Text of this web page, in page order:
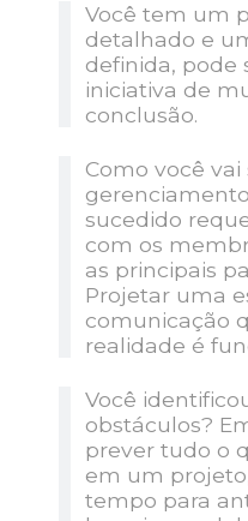
Você tem um
detalhado e
definida, pode
iniciativa de
conclusão.
Como você
sucedido
com os
as principais
Projetar uma
comunicação
realidade é
Você
obstáculos?
prever tudo o
em um
tempo para